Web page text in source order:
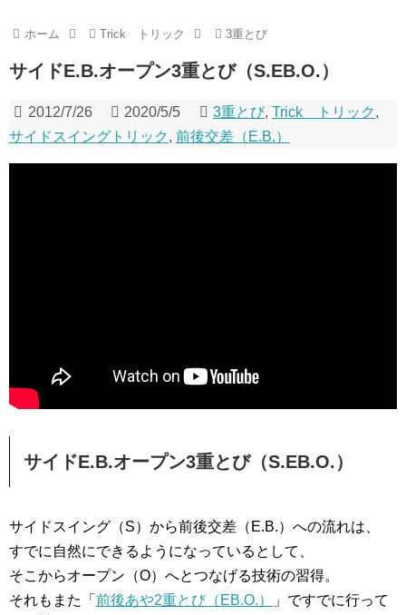
ホーム Trick トリック 3重とび
サイドE.B.オープン3重とび（S.EB.O.）
2012/7/26 2020/5/5 3重とび,Trick トリック ,
サイドスイングトリック , 前後交差（E.B.）
サイドE.B.オープン3重とび（S.EB.O.）
サイドスイング（S）から前後交差（E.B.）への流れは、
すでに自然にできるようになっているとして、
そこからオープン（O）へとつなげる技術の習得。
それもまた「 前後あや2重とび（EB.O.）
」ですでに行って